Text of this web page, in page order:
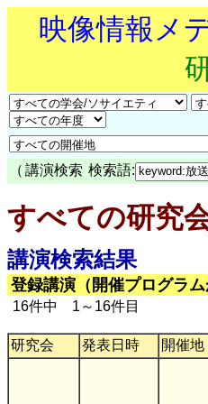
映像情報メ
（ 講演検索 検索語:
すべての研究
講演検索結果
登録講演（開催プログラム
16件中 1～16件目
研究会 発表日時 開催地